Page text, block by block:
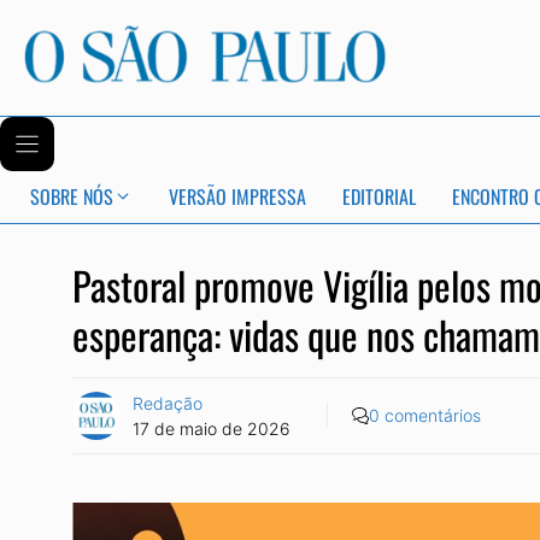
SOBRE NÓS VERSÃO IMPRESSA EDITORIAL ENCONTRO
Pastoral promove Vigília pelos
esperança: vidas que nos
Redação
17 de maio de 2026
0 comentários